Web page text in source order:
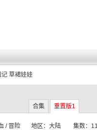
记 草裙娃娃
合集 重置版1
/ 冒险 地区： 大陆 集数：